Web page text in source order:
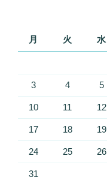
月
火 水
3 4 5
10 11 12
17 18 19
24 25 26
31